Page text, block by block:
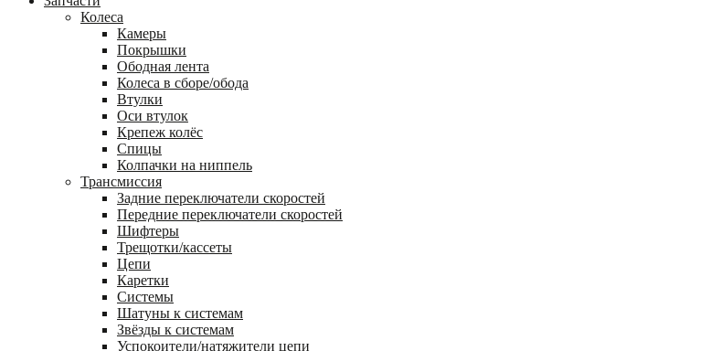
Колеса
Камеры
Покрышки
Ободная лента
Колеса в сборе/обода
Втулки
Оси втулок
Крепеж колёс
Спицы
Колпачки на ниппель
Трансмиссия
Задние переключатели скоростей
Передние переключатели скоростей
Шифтеры
Трещотки/кассеты
Цепи
Каретки
Системы
Шатуны к системам
Звёзды к системам
Успокоители/натяжители цепи